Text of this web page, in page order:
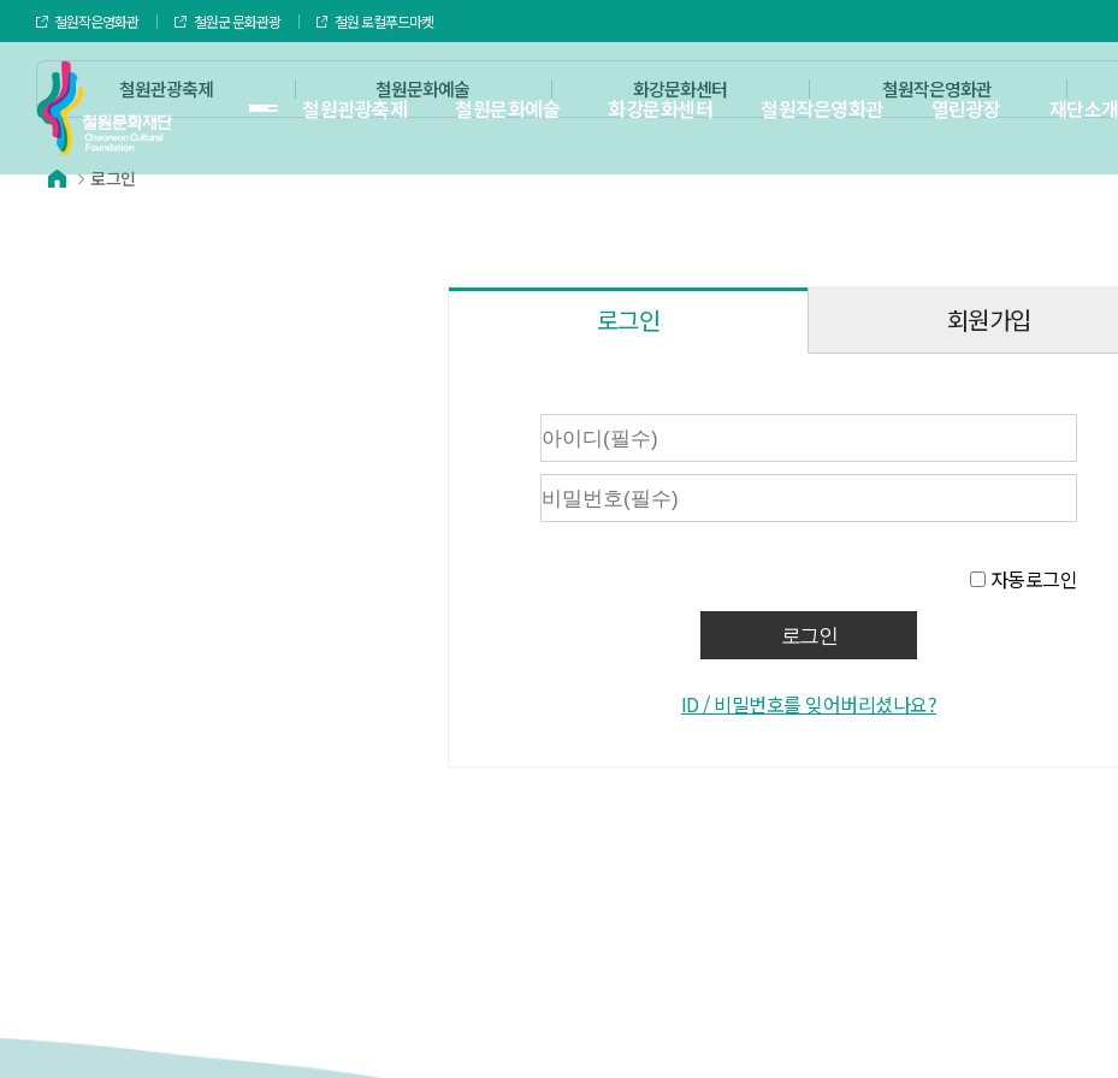
철원작은영화관 철원군 문화관광 철원 로컬푸드마켓
철원관광축제 철원문화예술 화강문화센터 철원작은영화관 열린광장 재단소개
철원관광축제 철원문화예술 화강문화센터 철원작은영화관
로그인
로그인 회원가입
자동로그인
ID / 비밀번호를 잊어버리셨나요?